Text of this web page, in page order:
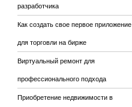
разработчика
Как создать свое первое приложение
для торговли на бирже
Виртуальный ремонт для
профессионального подхода
Приобретение недвижимости в